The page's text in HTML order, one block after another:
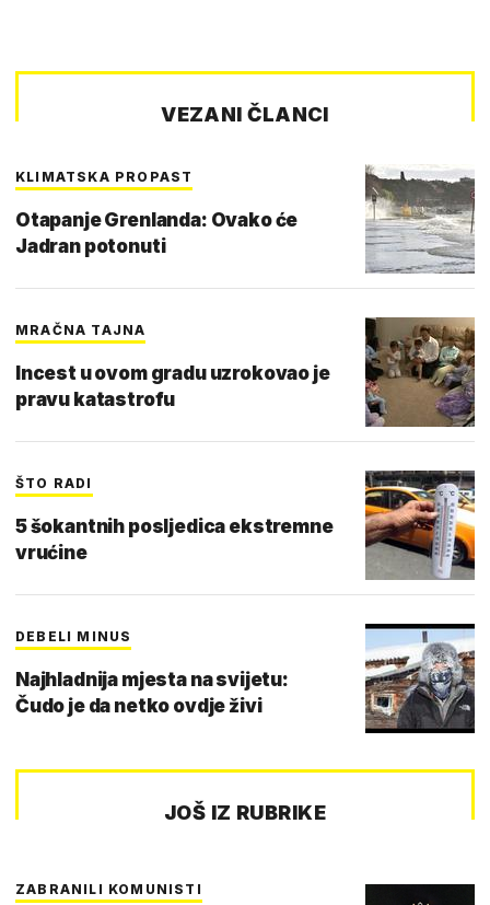
VEZANI ČLANCI
KLIMATSKA PROPAST
Otapanje Grenlanda: Ovako će
Jadran potonuti
MRAČNA TAJNA
Incest u ovom gradu uzrokovao je
pravu katastrofu
ŠTO RADI
5 šokantnih posljedica ekstremne
vrućine
DEBELI MINUS
Najhladnija mjesta na svijetu:
Čudo je da netko ovdje živi
JOŠ IZ RUBRIKE
ZABRANILI KOMUNISTI